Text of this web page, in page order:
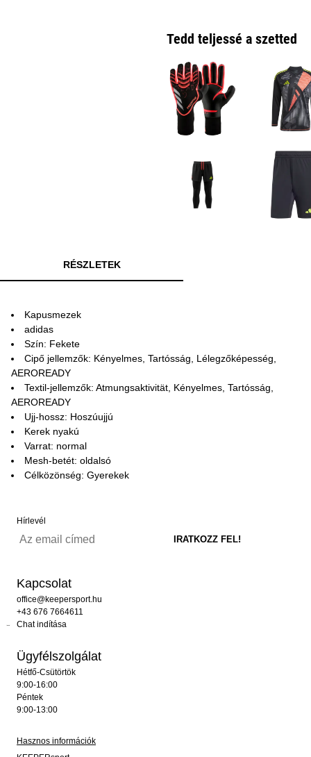
Tedd teljessé a szetted
RÉSZLETEK
Kapusmezek
adidas
Szín: Fekete
Cipő jellemzők: Kényelmes, Tartósság, Lélegzőképesség,
AEROREADY
Textil-jellemzők: Atmungsaktivität, Kényelmes, Tartósság,
AEROREADY
Ujj-hossz: Hoszúujjú
Kerek nyakú
Varrat: normal
Mesh-betét: oldalsó
Célközönség: Gyerekek
Hírlevél
Kapcsolat
office@keepersport.hu
+43 676 7664611
Chat indítása
Ügyfélszolgálat
Hétfő-Csütörtök
9:00-16:00
Péntek
9:00-13:00
Hasznos információk